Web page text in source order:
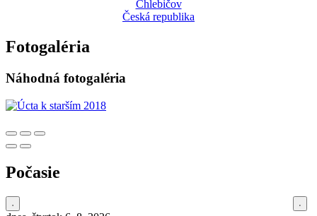
Chlebičov
Česká republika
Fotogaléria
Náhodná fotogaléria
Počasie